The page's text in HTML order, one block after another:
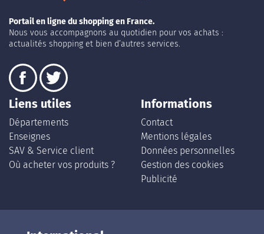
Portail en ligne du shopping en France.
Nous vous accompagnons au quotidien pour vos achats :
actualités shopping et bien d’autres services.
Liens utiles
Départements
Enseignes
SAV & Service client
Où acheter vos produits ?
Informations
Contact
Mentions légales
Données personnelles
Gestion des cookies
Publicité